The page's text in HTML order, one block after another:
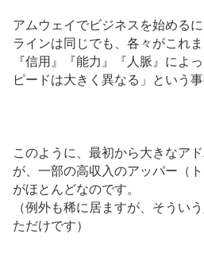
アムウェイでビジネスを始める
ラインは同じでも、各々がこれ
『信用』『能力』『人脈』によ
ピードは大きく異なる」という事
このように、最初から大きなア
が、一部の高収入のアッパー（
がほとんどなのです。
（例外も稀に居ますが、そうい
ただけです）